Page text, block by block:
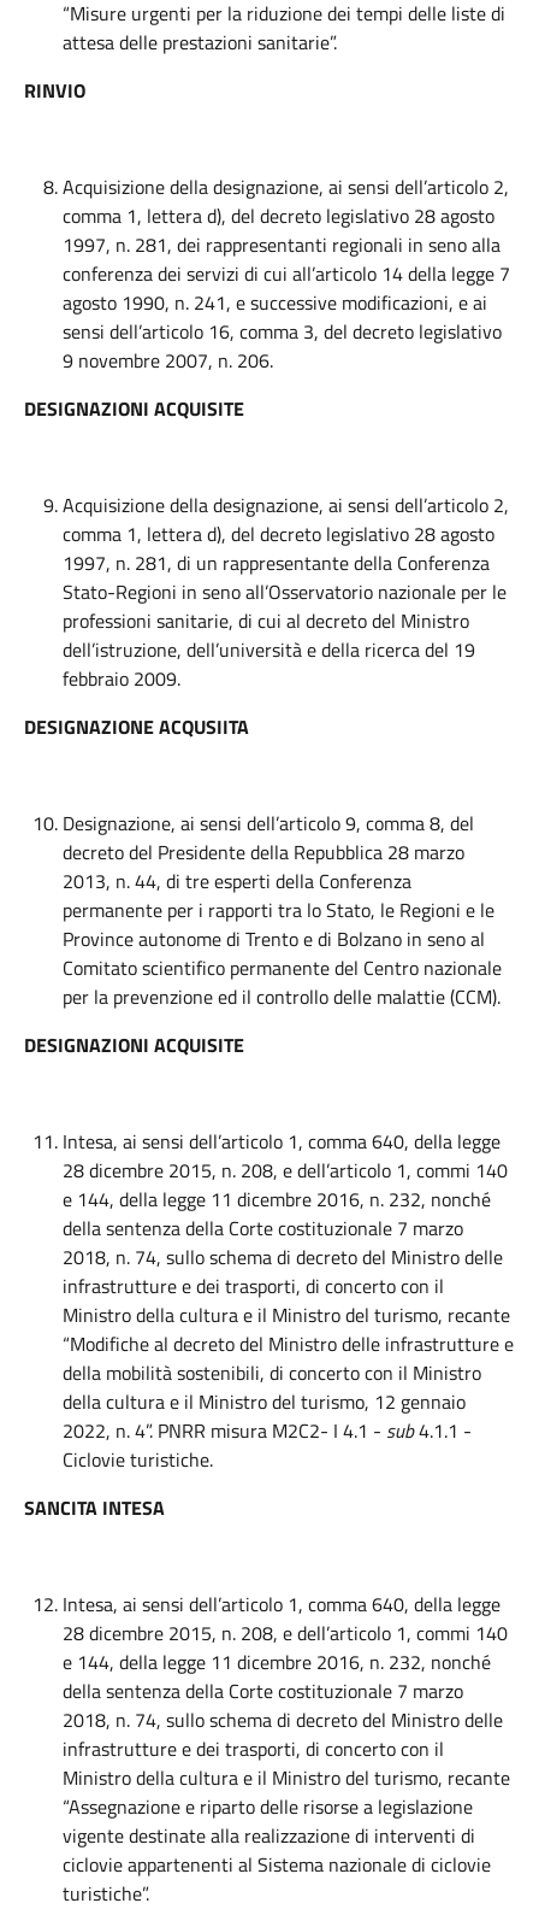
“Misure urgenti per la riduzione dei tempi delle liste di
attesa delle prestazioni sanitarie”.
RINVIO
Acquisizione della designazione, ai sensi dell’articolo 2,
comma 1, lettera d), del decreto legislativo 28 agosto
1997, n. 281, dei rappresentanti regionali in seno alla
conferenza dei servizi di cui all’articolo 14 della legge 7
agosto 1990, n. 241, e successive modificazioni, e ai
sensi dell’articolo 16, comma 3, del decreto legislativo
9 novembre 2007, n. 206.
DESIGNAZIONI ACQUISITE
Acquisizione della designazione, ai sensi dell’articolo 2,
comma 1, lettera d), del decreto legislativo 28 agosto
1997, n. 281, di un rappresentante della Conferenza
Stato-Regioni in seno all’Osservatorio nazionale per le
professioni sanitarie, di cui al decreto del Ministro
dell’istruzione, dell’università e della ricerca del 19
febbraio 2009.
DESIGNAZIONE ACQUSIITA
Designazione, ai sensi dell’articolo 9, comma 8, del
decreto del Presidente della Repubblica 28 marzo
2013, n. 44, di tre esperti della Conferenza
permanente per i rapporti tra lo Stato, le Regioni e le
Province autonome di Trento e di Bolzano in seno al
Comitato scientifico permanente del Centro nazionale
per la prevenzione ed il controllo delle malattie (CCM).
DESIGNAZIONI ACQUISITE
Intesa, ai sensi dell’articolo 1, comma 640, della legge
28 dicembre 2015, n. 208, e dell’articolo 1, commi 140
e 144, della legge 11 dicembre 2016, n. 232, nonché
della sentenza della Corte costituzionale 7 marzo
2018, n. 74, sullo schema di decreto del Ministro delle
infrastrutture e dei trasporti, di concerto con il
Ministro della cultura e il Ministro del turismo, recante
“Modifiche al decreto del Ministro delle infrastrutture e
della mobilità sostenibili, di concerto con il Ministro
della cultura e il Ministro del turismo, 12 gennaio
2022, n. 4”. PNRR misura M2C2- I 4.1 - sub4.1.1 -
Ciclovie turistiche.
SANCITA INTESA
Intesa, ai sensi dell’articolo 1, comma 640, della legge
28 dicembre 2015, n. 208, e dell’articolo 1, commi 140
e 144, della legge 11 dicembre 2016, n. 232, nonché
della sentenza della Corte costituzionale 7 marzo
2018, n. 74, sullo schema di decreto del Ministro delle
infrastrutture e dei trasporti, di concerto con il
Ministro della cultura e il Ministro del turismo, recante
“Assegnazione e riparto delle risorse a legislazione
vigente destinate alla realizzazione di interventi di
ciclovie appartenenti al Sistema nazionale di ciclovie
turistiche”.